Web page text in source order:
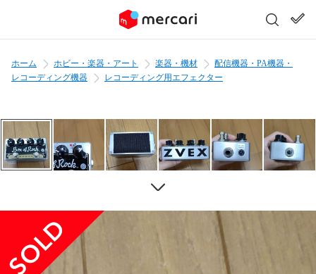
ホーム ホビー・楽器・アート 楽器・機材
配信機器・PA機器・
レコーディング機器
レコーディング用エフェクター